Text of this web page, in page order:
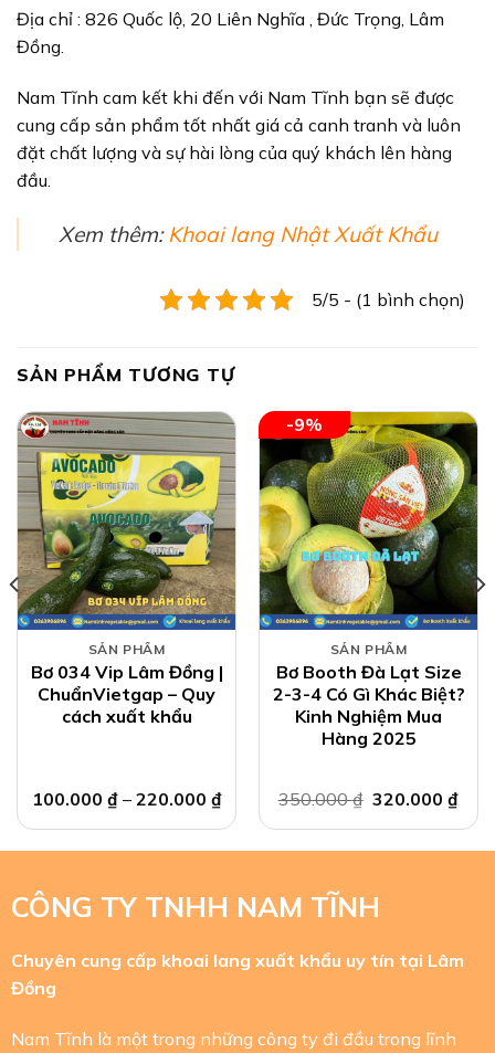
Địa chỉ : 826 Quốc lộ, 20 Liên Nghĩa , Đức Trọng, Lâm
Đồng.
Nam Tĩnh cam kết khi đến với Nam Tĩnh bạn sẽ được
cung cấp sản phẩm tốt nhất giá cả canh tranh và luôn
đặt chất lượng và sự hài lòng của quý khách lên hàng
đầu.
Xem thêm: Khoai lang Nhật Xuất Khẩu
5/5 - (1 bình chọn)
SẢN PHẨM TƯƠNG TỰ
SẢN PHẨM
Bơ 034 Vip Lâm Đồng |
ChuẩnVietgap – Quy
cách xuất khẩu
100.000 ₫– 220.000 ₫
-9%
SẢN PHẨM
Bơ Booth Đà Lạt Size
2-3-4 Có Gì Khác Biệt?
Kinh Nghiệm Mua
Hàng 2025
350.000₫ Giá
là:
350.000 ₫.
320.000₫Giá
hiện
tại
là:
CÔNG TY TNHH NAM TĨNH
Chuyên cung cấp khoai lang xuất khẩu uy tín tại Lâm
Đồng
Nam Tĩnh là một trong những công ty đi đầu trong lĩnh